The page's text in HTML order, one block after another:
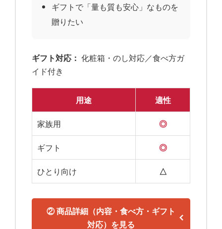
ギフトで「量も質も安心」なものを
贈りたい
ギフト対応： 化粧箱・のし対応／食べ方ガ
イド付き
用途 適性
家族用 ◎
ギフト ◎
ひとり向け △
② 商品詳細（内容・食べ方・ギフト
対応）を見る